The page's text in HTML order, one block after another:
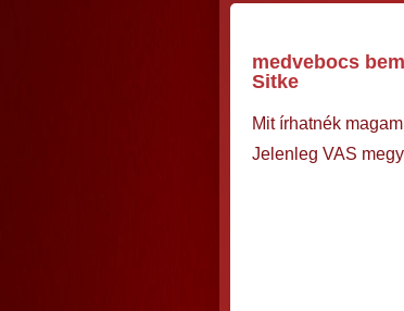
medvebocs
Sitke
Mit írhatnék
Jelenleg VAS